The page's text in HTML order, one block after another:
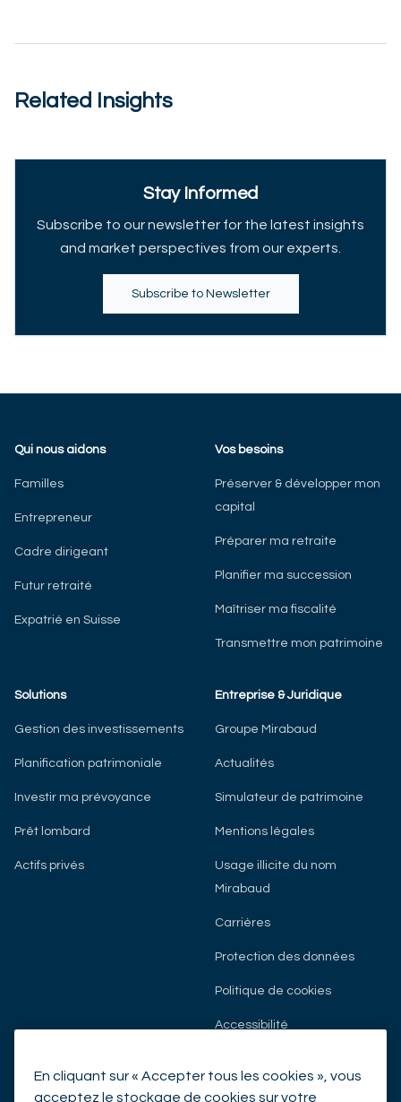
Related Insights
Stay Informed
Subscribe to our newsletter for the latest insights
and market perspectives from our experts.
Subscribe to Newsletter
Qui nous aidons
Familles
Entrepreneur
Cadre dirigeant
Futur retraité
Expatrié en Suisse
Vos besoins
Préserver & développer mon
capital
Préparer ma retraite
Planifier ma succession
Maîtriser ma fiscalité
Transmettre mon patrimoine
Solutions
Gestion des investissements
Planification patrimoniale
Investir ma prévoyance
Prêt lombard
Actifs privés
Entreprise & Juridique
Groupe Mirabaud
Actualités
Simulateur de patrimoine
Mentions légales
Usage illicite du nom
Mirabaud
Carrières
Protection des données
Politique de cookies
Accessibilité
NOUS CONTACTER
En cliquant sur « Accepter tous les cookies », vous
acceptez le stockage de cookies sur votre